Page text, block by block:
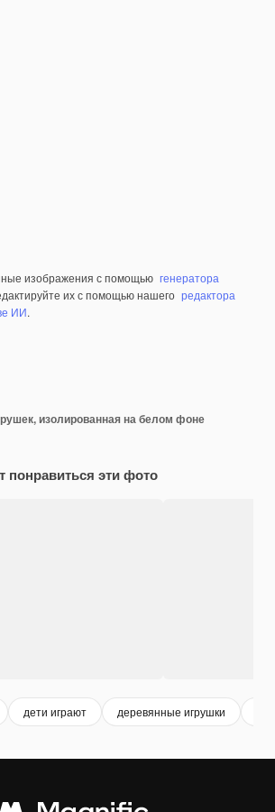
изображения с помощью генератора
их с помощью нашего редактора
ИИ.
изолированная на белом фоне
понравиться эти фото
дети играют деревянные игрушки